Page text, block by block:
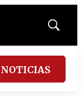
Mostrar